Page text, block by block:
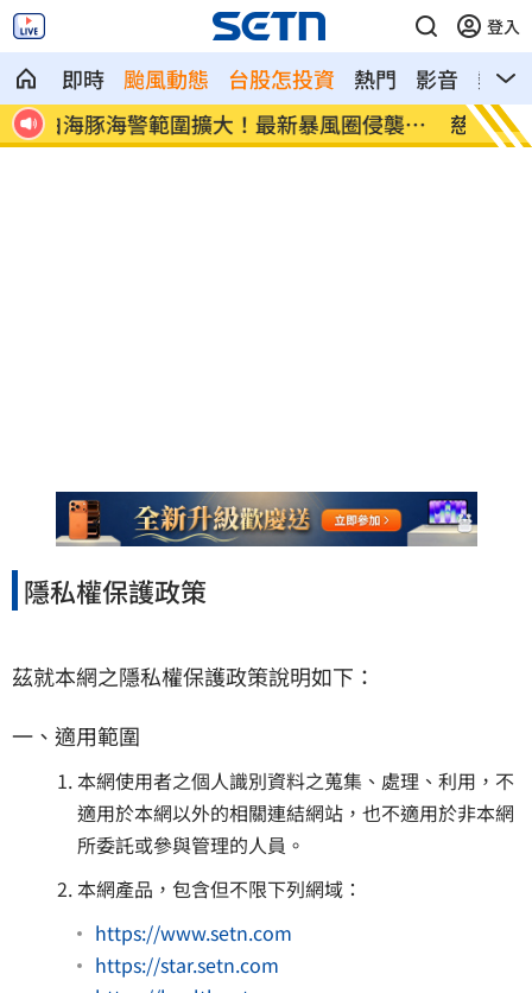
登入
即時 颱風動態 台股怎投資 熱門 影音
熱搜
率
慈濟遭詐10億 國民黨不認錯反嗆⋯網炸
鍋
就業
高
隱私權保護政策
茲就本網之隱私權保護政策說明如下：
一、適用範圍
本網使用者之個人識別資料之蒐集、處理、利用，不
適用於本網以外的相關連結網站，也不適用於非本網
所委託或參與管理的人員。
本網產品，包含但不限下列網域：
https://www.setn.com
https://star.setn.com